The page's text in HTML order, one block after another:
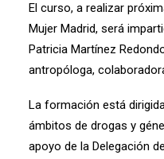
El curso, a realizar
Mujer Madrid, será
Patricia Martínez
antropóloga,
La formación está
ámbitos de drogas y
apoyo de la Delegación